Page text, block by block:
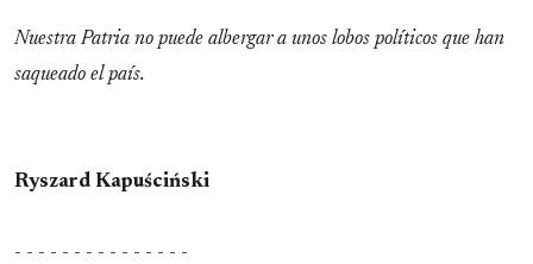
Nuestra Patria no puede albergar a unos lobos políticos que han
saqueado el país.
Ryszard Kapuściński
- - - - - - - - - - - - - - -